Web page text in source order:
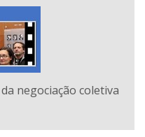
negociação coletiva